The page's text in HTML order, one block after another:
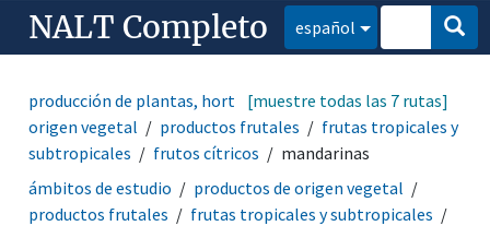
NALT Completo español
producción de plantas, horticultura
productos de
origen vegetal
productos frutales
frutas tropicales y
subtropicales
frutos cítricos mandarinas
[muestre todas las 7 rutas]
ámbitos de estudio
productos de origen vegetal
productos frutales
frutas tropicales y subtropicales